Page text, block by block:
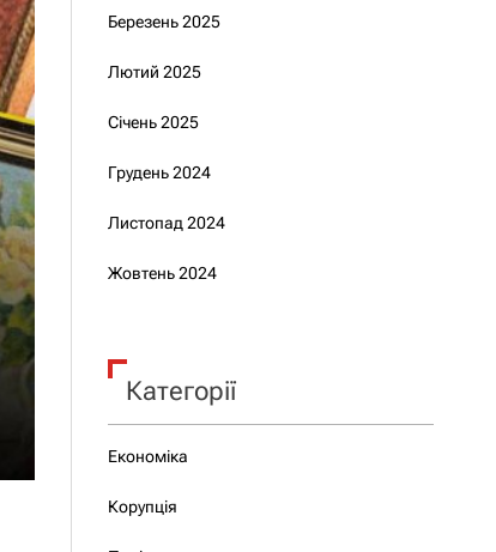
Березень 2025
Лютий 2025
Січень 2025
Грудень 2024
Листопад 2024
Жовтень 2024
Категорії
Економіка
Корупція